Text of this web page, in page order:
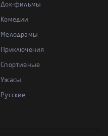
Док-фильмы
Комедии
Мелодрамы
Приключения
Спортивные
Ужасы
Русские